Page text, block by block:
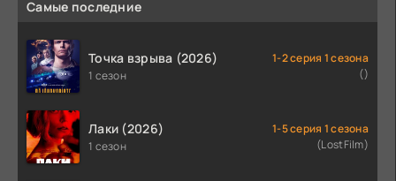
Самые последние
Точка взрыва (2026)
1 сезон
1-2 серия 1 сезона
()
Лаки (2026)
1 сезон
1-5 серия 1 сезона
(LostFilm)